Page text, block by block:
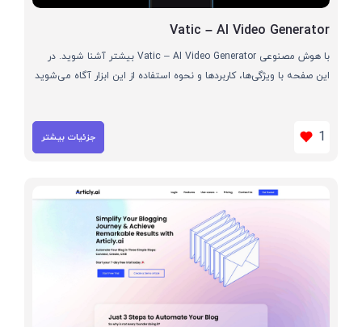
Vatic – AI Video Generator
با هوش مصنوعی Vatic – AI Video Generator بیشتر آشنا شوید. در
این صفحه با ویژگی‌ها، کاربردها و نحوه استفاده از این ابزار آگاه می‌شوید
1 جزئیات بیشتر